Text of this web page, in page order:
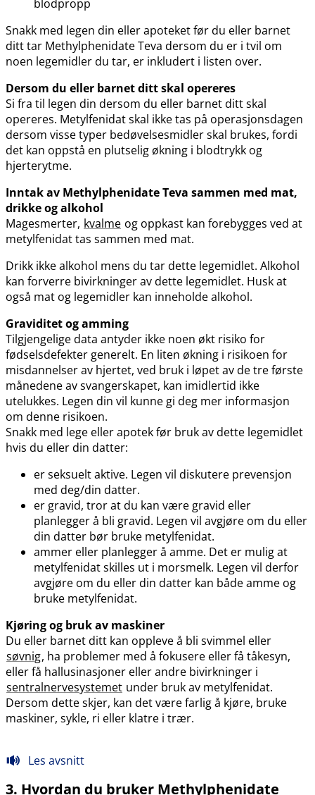
blodpropp
Snakk med legen din eller apoteket før du eller barnet
ditt tar Methylphenidate Teva dersom du er i tvil om
noen legemidler du tar, er inkludert i listen over.
Dersom du eller barnet ditt skal opereres
Si fra til legen din dersom du eller barnet ditt skal
opereres. Metylfenidat skal ikke tas på operasjonsdagen
dersom visse typer bedøvelsesmidler skal brukes, fordi
det kan oppstå en plutselig økning i blodtrykk og
hjerterytme.
Inntak av Methylphenidate Teva sammen med mat,
drikke og alkohol
Magesmerter, kvalme og oppkast kan forebygges ved at
metylfenidat tas sammen med mat.
Drikk ikke alkohol mens du tar dette legemidlet. Alkohol
kan forverre bivirkninger av dette legemidlet. Husk at
også mat og legemidler kan inneholde alkohol.
Graviditet og amming
Tilgjengelige data antyder ikke noen økt risiko for
fødselsdefekter generelt. En liten økning i risikoen for
misdannelser av hjertet, ved bruk i løpet av de tre første
månedene av svangerskapet, kan imidlertid ikke
utelukkes. Legen din vil kunne gi deg mer informasjon
om denne risikoen.
Snakk med lege eller apotek før bruk av dette legemidlet
hvis du eller din datter:
er seksuelt aktive. Legen vil diskutere prevensjon
med deg​/​din datter.
er gravid, tror at du kan være gravid eller
planlegger å bli gravid. Legen vil avgjøre om du eller
din datter bør bruke metylfenidat.
ammer eller planlegger å amme. Det er mulig at
metylfenidat skilles ut i morsmelk. Legen vil derfor
avgjøre om du eller din datter kan både amme og
bruke metylfenidat.
Kjøring og bruk av maskiner
Du eller barnet ditt kan oppleve å bli svimmel eller
søvnig, ha problemer med å fokusere eller få tåkesyn,
eller få hallusinasjoner eller andre bivirkninger i
sentralnervesystemet under bruk av metylfenidat.
Dersom dette skjer, kan det være farlig å kjøre, bruke
maskiner, sykle, ri eller klatre i trær.
Les avsnitt
3. Hvordan du bruker Methylphenidate